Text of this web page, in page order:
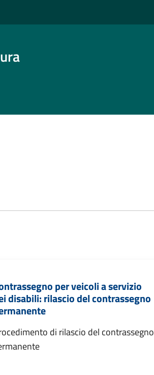
per veicoli a servizio
disabili: rilascio del contrassegno
di rilascio del contrassegno